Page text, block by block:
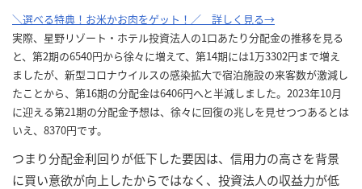
＼選べる特典！お米かお肉をゲット！／ 詳しく見る→
実際、星野リゾート・ホテル投資法人の1口あたり分配金の推移を見る
と、第2期の6540円から徐々に増えて、第14期には1万3302円まで増え
ましたが、新型コロナウイルスの感染拡大で宿泊施設の来客数が激減し
たことから、第16期の分配金は6406円へと半減しました。2023年10月
に迎える第21期の分配金予想は、徐々に回復の兆しを見せつつあるとは
いえ、8370円です。
つまり分配金利回りが低下した要因は、信用力の高さを背景
に買い意欲が向上したからではなく、投資法人の収益力が低